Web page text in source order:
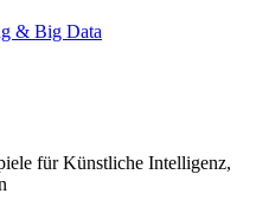
& Big Data